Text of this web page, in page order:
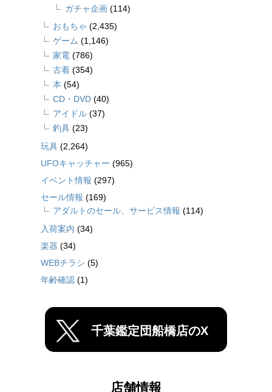
ガチャ企画 (114)
おもちゃ (2,435)
ゲーム (1,146)
家電 (786)
古着 (354)
本 (54)
CD・DVD (40)
アイドル (37)
釣具 (23)
玩具 (2,264)
UFOキャッチャー (965)
イベント情報 (297)
セール情報 (169)
アダルトのセール、サービス情報 (114)
入荷案内 (34)
楽器 (34)
WEBチラシ (5)
年齢確認 (1)
千葉鑑定団船橋店のX
店舗情報